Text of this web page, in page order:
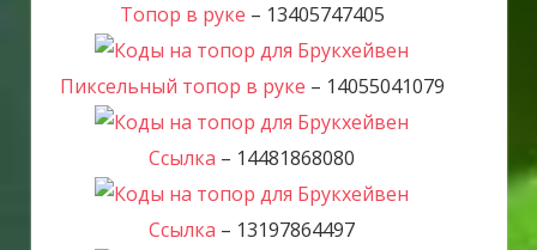
Топор в руке – 13405747405
Пиксельный топор в руке – 14055041079
Ссылка – 14481868080
Ссылка – 13197864497